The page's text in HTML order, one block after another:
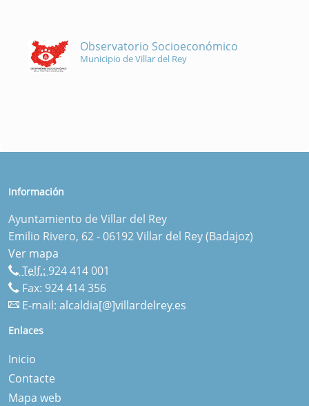
Observatorio Socioeconómico
Municipio de Villar del Rey
Información
Ayuntamiento de Villar del Rey
Emilio Rivero, 62 - 06192 Villar del Rey (Badajoz)
Ver mapa
Telf.: 924 414 001
Fax: 924 414 356
E-mail: alcaldia[@]villardelrey.es
Enlaces
Inicio
Contacte
Mapa web